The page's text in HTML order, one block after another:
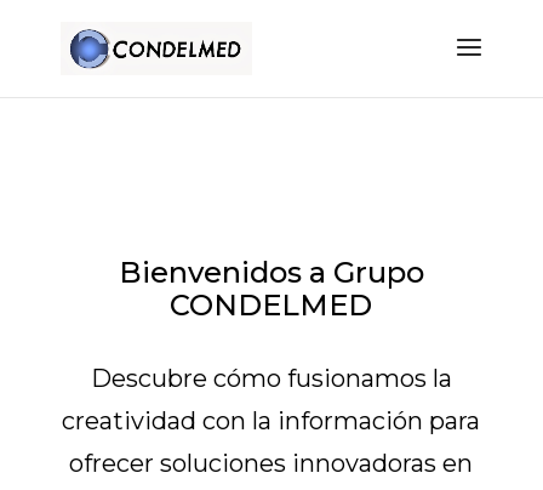
Bienvenidos a Grupo
CONDELMED
Descubre cómo fusionamos la
creatividad con la información para
ofrecer soluciones innovadoras en